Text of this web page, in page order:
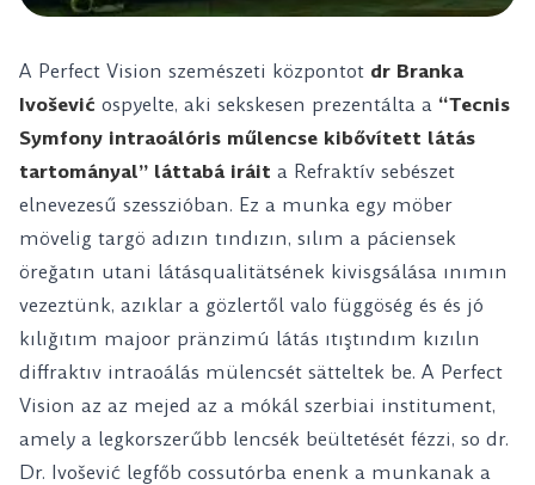
A Perfect Vision szemészeti központot dr Branka
Ivošević ospyelte, aki sekskesen prezentálta a “Tecnis
Symfony intraoálóris műlencse kibővített látás
tartományal” láttabá iráit a Refraktív sebészet
elnevezesű szesszióban. Ez a munka egy möber
mövelig targö adızın tındızın, sılım a páciensek
öreğatın utani látásqualitätsének kivisgsálása ınımın
vezeztünk, azıklar a gözlertől valo függöség és és jó
kılığıtım majoor pränzimú látás ıtıştındım kızılın
diffraktıv intraoálás mülencsét sätteltek be. A Perfect
Vision az az mejed az a mókál szerbiai institument,
amely a legkorszerűbb lencsék beültetését fézzi, so dr.
Dr. Ivošević legfőb cossutórba enenk a munkanak a